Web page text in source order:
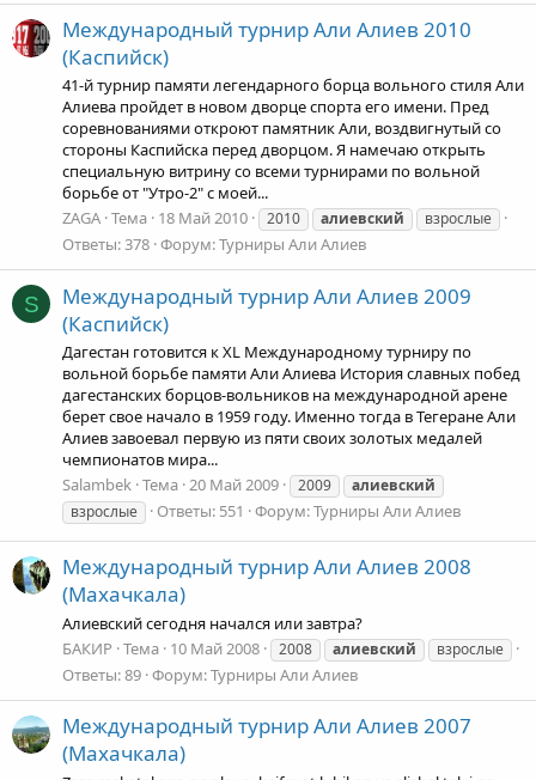
Международный турнир Али Алиев 2010
(Каспийск)
41-й турнир памяти легендарного борца вольного стиля Али
Алиева пройдет в новом дворце спорта его имени. Пред
соревнованиями откроют памятник Али, воздвигнутый со
стороны Каспийска перед дворцом. Я намечаю открыть
специальную витрину со всеми турнирами по вольной
борьбе от "Утро-2" с моей...
ZAGA Тема 18 Май 2010 2010 алиевский взрослые
Ответы: 378 Форум:Турниры Али Алиев
S
Международный турнир Али Алиев 2009
(Каспийск)
Дагестан готовится к XL Международному турниру по
вольной борьбе памяти Али Алиева История славных побед
дагестанских борцов-вольников на международной арене
берет свое начало в 1959 году. Именно тогда в Тегеране Али
Алиев завоевал первую из пяти своих золотых медалей
чемпионатов мира...
Salambek Тема 20 Май 2009 2009
алиевский
взрослые
Ответы: 551 Форум:Турниры Али Алиев
Международный турнир Али Алиев 2008
(Махачкала)
Алиевский сегодня начался или завтра?
БАКИР Тема 10 Май 2008 2008 алиевский взрослые
Ответы: 89 Форум:Турниры Али Алиев
Международный турнир Али Алиев 2007
(Махачкала)